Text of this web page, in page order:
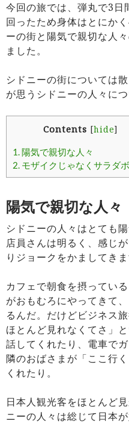
今回の旅では、弾丸で3日
回ったため身体はとにか
ーの街と陽気で親切な人
ました。
シドニーの街については
が思うシドニーの人々に
Contents [hide]
1. 陽気で親切な人々
2. モザイクじゃなくサラダ
陽気で親切な人々
シドニーの人々はとても
店員さんは明るく、感じ
りジョークをかましてきま
カフェで朝食を摂ってい
がおもむろにやってきて
るんだ。だけどビジネス
ほとんど見れなくてさ」
話してくれたり、電車で
隣のおばさまが「ここ行
くれたり。
日本人観光客をほとんど
ニーの人々は総じて日本が